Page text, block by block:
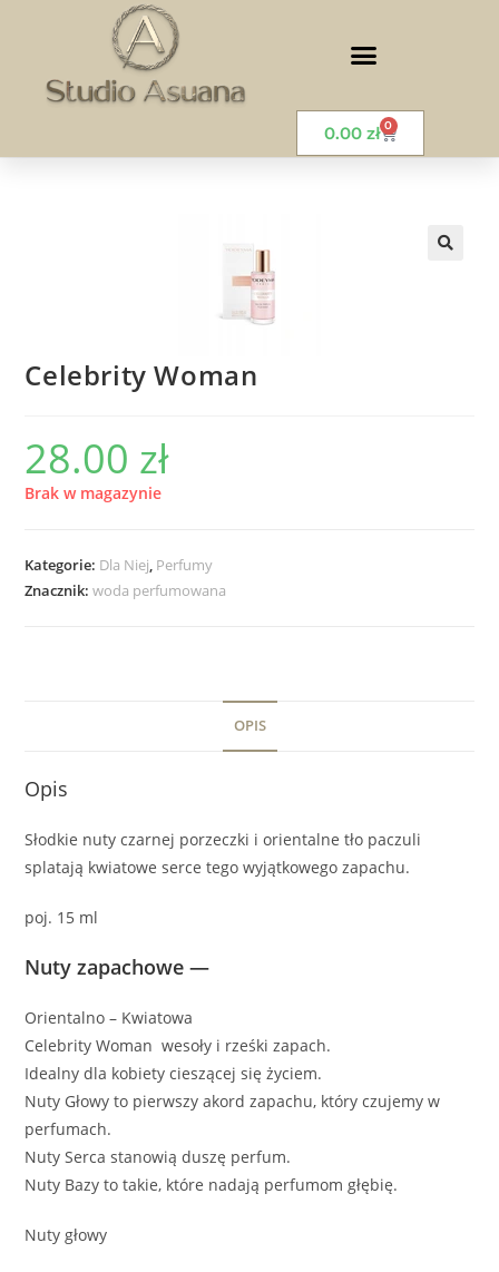
0.00 zł 0
Celebrity Woman
28.00 zł
Brak w magazynie
Kategorie: Dla Niej, Perfumy
Znacznik:woda perfumowana
OPIS
Opis
Słodkie nuty czarnej porzeczki i orientalne tło paczuli
splatają kwiatowe serce tego wyjątkowego zapachu.
poj. 15 ml
Nuty zapachowe —
Orientalno – Kwiatowa
Celebrity Woman wesoły i rześki zapach.
Idealny dla kobiety cieszącej się życiem.
Nuty Głowy to pierwszy akord zapachu, który czujemy w
perfumach.
Nuty Serca stanowią duszę perfum.
Nuty Bazy to takie, które nadają perfumom głębię.
Nuty głowy